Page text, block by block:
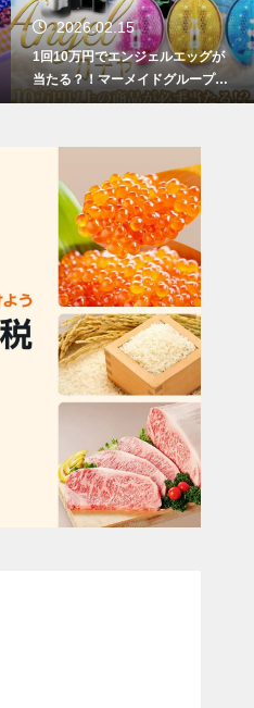
2026.02.15
1回10万円でエンジェルエッグが
当たる？！マーメイドグループコ
ンカフェでエンジェルガチャイベ